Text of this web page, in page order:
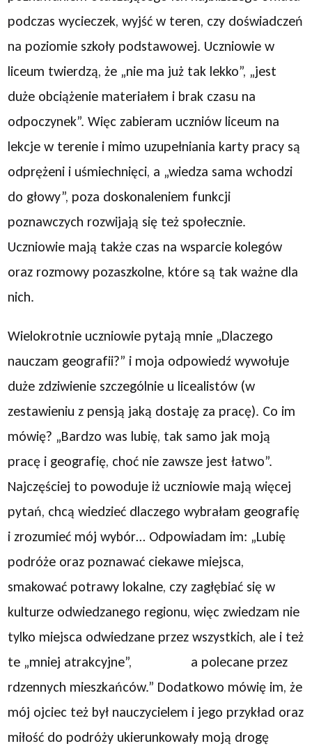
podczas wycieczek, wyjść w teren, czy doświadczeń
na poziomie szkoły podstawowej. Uczniowie w
liceum twierdzą, że „nie ma już tak lekko”, „jest
duże obciążenie materiałem i brak czasu na
odpoczynek”. Więc zabieram uczniów liceum na
lekcje w terenie i mimo uzupełniania karty pracy są
odprężeni i uśmiechnięci, a „wiedza sama wchodzi
do głowy”, poza doskonaleniem funkcji
poznawczych rozwijają się też społecznie.
Uczniowie mają także czas na wsparcie kolegów
oraz rozmowy pozaszkolne, które są tak ważne dla
nich.
Wielokrotnie uczniowie pytają mnie „Dlaczego
nauczam geografii?” i moja odpowiedź wywołuje
duże zdziwienie szczególnie u licealistów (w
zestawieniu z pensją jaką dostaję za pracę). Co im
mówię? „Bardzo was lubię, tak samo jak moją
pracę i geografię, choć nie zawsze jest łatwo”.
Najczęściej to powoduje iż uczniowie mają więcej
pytań, chcą wiedzieć dlaczego wybrałam geografię
i zrozumieć mój wybór… Odpowiadam im: „Lubię
podróże oraz poznawać ciekawe miejsca,
smakować potrawy lokalne, czy zagłębiać się w
kulturze odwiedzanego regionu, więc zwiedzam nie
tylko miejsca odwiedzane przez wszystkich, ale i też
te „mniej atrakcyjne”, a polecane przez
rdzennych mieszkańców.” Dodatkowo mówię im, że
mój ojciec też był nauczycielem i jego przykład oraz
miłość do podróży ukierunkowały moją drogę